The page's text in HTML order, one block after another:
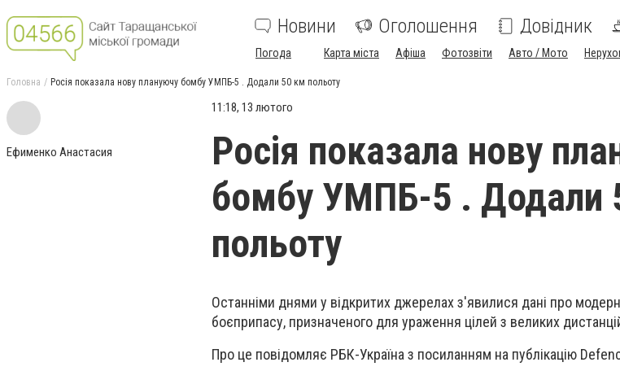
Новини Оголошення Довідник
Погода Карта міста Афіша Фотозвіти Авто / Мото
Головна Росія показала нову плануючу бомбу УМПБ-5 . Додали 50 км польоту
Ефименко Анастасия
11:18, 13 лютого
Росія показала нову
бомбу УМПБ-5 . Додали
польоту
Останніми днями у відкритих джерелах з'явилися дані про
боєприпасу, призначеного для ураження цілей з великих
Про це повідомляє РБК-Україна з посиланням на публікацію